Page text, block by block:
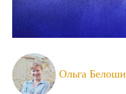
Ольга